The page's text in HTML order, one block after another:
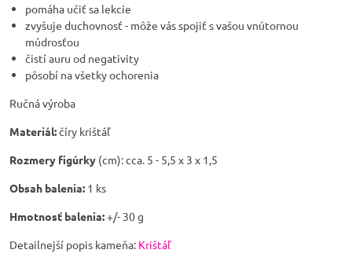
pomáha učiť sa lekcie
zvyšuje duchovnosť - môže vás spojiť s vašou vnútornou
múdrosťou
čistí auru od negativity
pôsobí na všetky ochorenia
Ručná výroba
Materiál:číry krištáľ
Rozmery figúrky (cm): cca. 5 - 5,5 x 3 x 1,5
Obsah balenia: 1 ks
Hmotnosť balenia:+/- 30 g
Detailnejší popis kameňa: Krištáľ